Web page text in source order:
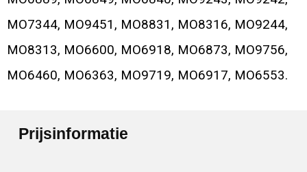
MO7344, MO9451, MO8831, MO8316, MO9244,
MO8313, MO6600, MO6918, MO6873, MO9756,
MO6460, MO6363, MO9719, MO6917, MO6553.
Prijsinformatie